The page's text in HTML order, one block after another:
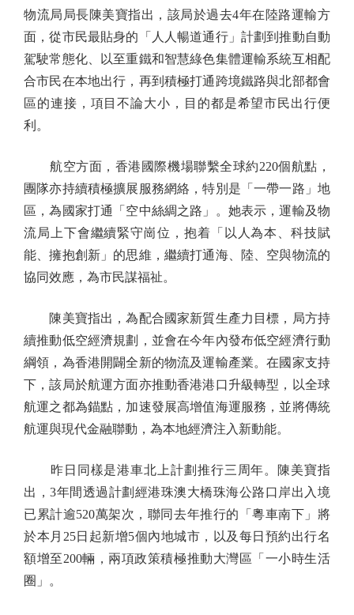
物流局局長陳美寶指出，該局於過去4年在陸路運輸方
面，從市民最貼身的「人人暢道通行」計劃到推動自動
駕駛常態化、以至重鐵和智慧綠色集體運輸系統互相配
合市民在本地出行，再到積極打通跨境鐵路與北部都會
區的連接，項目不論大小，目的都是希望市民出行便
利。
航空方面，香港國際機場聯繫全球約220個航點，
團隊亦持續積極擴展服務網絡，特別是「一帶一路」地
區，為國家打通「空中絲綢之路」。她表示，運輸及物
流局上下會繼續緊守崗位，抱着「以人為本、科技賦
能、擁抱創新」的思維，繼續打通海、陸、空與物流的
協同效應，為市民謀福祉。
陳美寶指出，為配合國家新質生產力目標，局方持
續推動低空經濟規劃，並會在今年內發布低空經濟行動
綱領，為香港開闢全新的物流及運輸產業。在國家支持
下，該局於航運方面亦推動香港港口升級轉型，以全球
航運之都為錨點，加速發展高增值海運服務，並將傳統
航運與現代金融聯動，為本地經濟注入新動能。
昨日同樣是港車北上計劃推行三周年。陳美寶指
出，3年間透過計劃經港珠澳大橋珠海公路口岸出入境
已累計逾520萬架次，聯同去年推行的「粵車南下」將
於本月25日起新增5個內地城市，以及每日預約出行名
額增至200輛，兩項政策積極推動大灣區「一小時生活
圈」。